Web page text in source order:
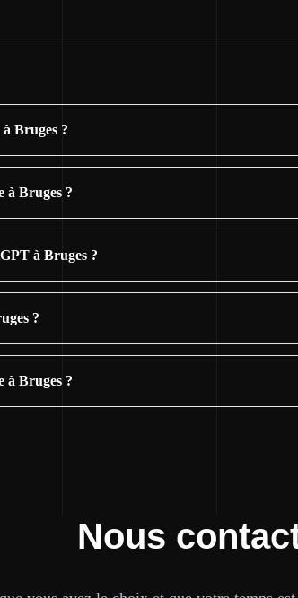
Bruges ?
à Bruges ?
à Bruges ?
?
à Bruges ?
Nous